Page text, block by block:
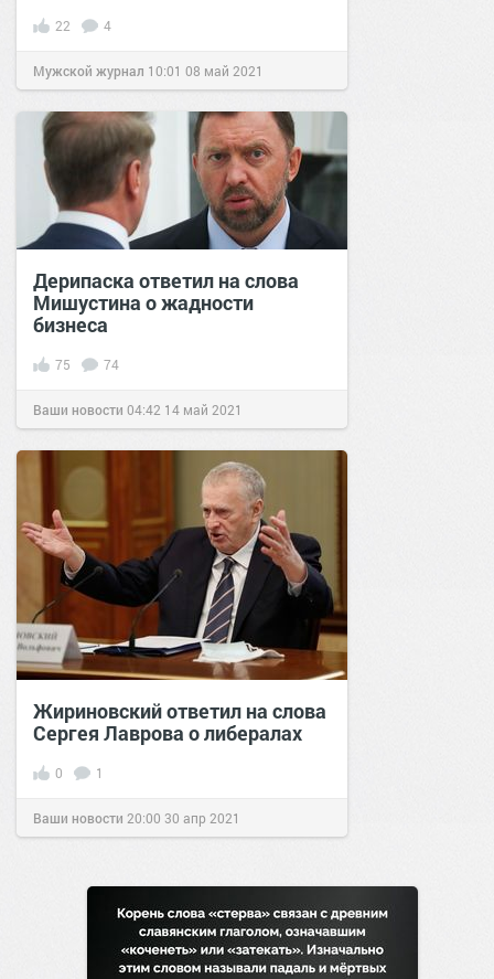
22 4
Мужской журнал 10:01 08 май 2021
Дерипаска ответил на слова
Мишустина о жадности
бизнеса
75 74
Ваши новости 04:42 14 май 2021
Жириновский ответил на слова
Сергея Лаврова о либералах
0 1
Ваши новости 20:00 30 апр 2021